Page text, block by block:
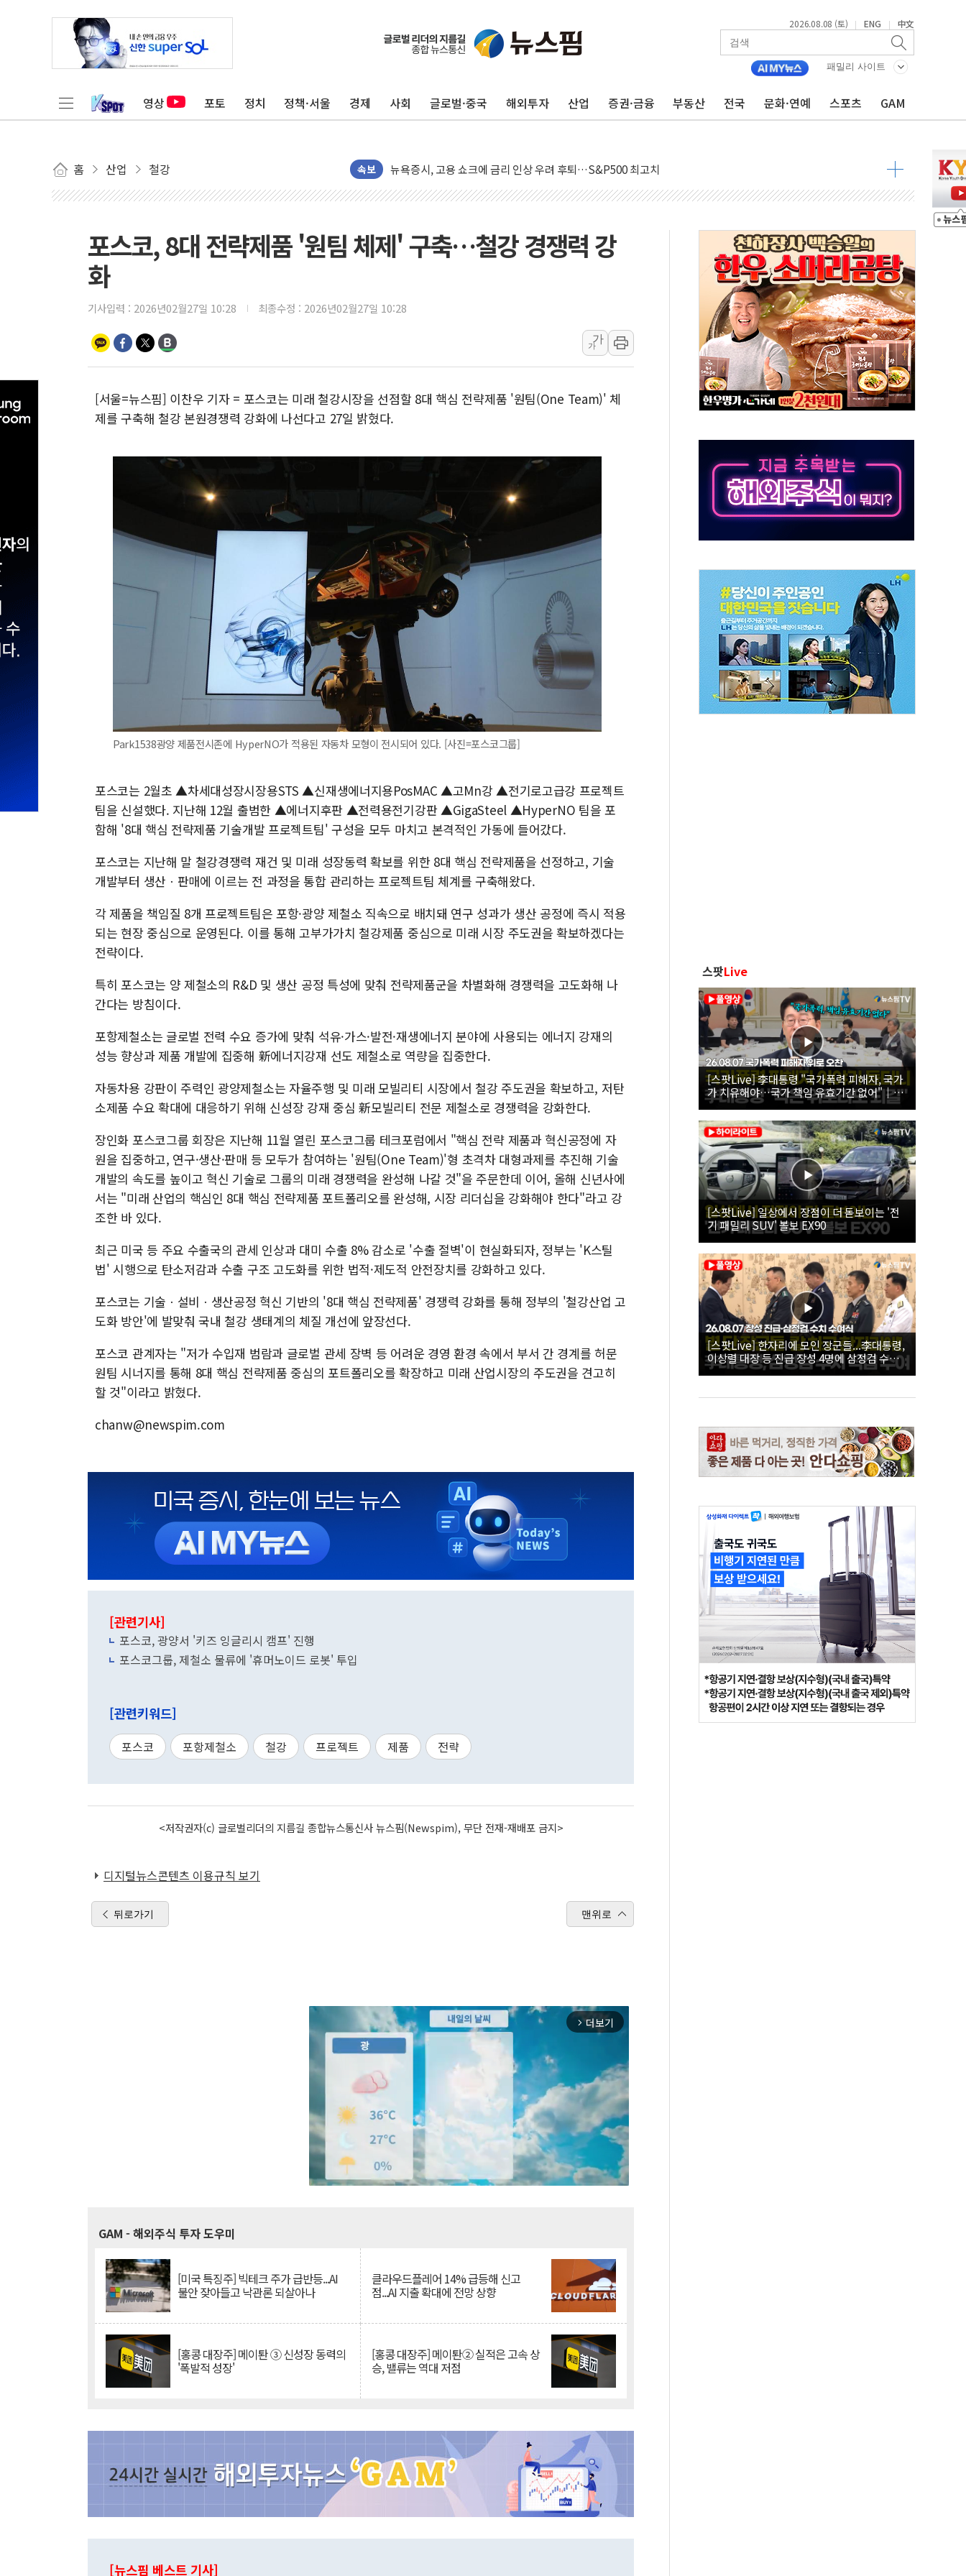
2026.08.08 (토) | ENG | 中文
패밀리 사이트
영상 포토 정치 정책·서울 경제 사회 글로벌·중국 해외투자 산업 증권·금융 부동산 전국 문화·연예 스포츠 GAM
홈 산업 철강 속보
민주, 오늘 제주·인천 경선 결과 발표...'김민석 재역전 vs 정청래 격차 확대'
한상협, 업계 개인정보 보안 새판 짠다…'자율규제단체' 타진
트럼프, 쿡 연준 이사 해임 재추진…"26일까지 의혹 소명" 요구
유럽증시, 美 고용 예상 밖 부진에 연준 금리 인상 가능성 낮아지며 상승… STOXX 600 지수는 나흘 연속 최고치
[종합] 이슬람 수니파 3국, '공동방위협정' 체결… 이스라엘·이란 위협에 맞설 자체 억지력 강화
트럼프, 백신·자폐증 행정명령 검토…"이르면 다음 주"
이란 핵심 원유 수출항 '하르그섬', 최근 1주일 이상 '올스톱'… 美 해상봉쇄 영향
[AI MY 뉴스] 뉴욕 반도체주 프리뷰...美 고용 쇼크에 반도체주 '활짝'
뉴욕증시 프리뷰, 美 고용 쇼크에 금리 인상 우려 후퇴…나스닥 선물 1%대 상승
[사진] 이슬람 수니파 3개국, 공동방위협정 체결
뉴욕증시 개장 전 특징주...아틀라시안·클라우드플레어·태양광주↑ VS 트레이드데스크·웬디스↓
트럼프 "금리 내려야"…파월 때와 달리 워시엔 톤 낮춰
특정 정치인 측근 포항시 정책특보 내정설...포항시 '시끌'
李 "해남 태양광, 대한민국 다음 100년 밑거름…수도권 집중 완화 전환점"
포스코, 8대 전략제품 '원팀 체제' 구축…철강 경쟁력 강
화
기사입력 : 2026년02월27일 10:28 최종수정 : 2026년02월27일 10:28
가
가
[서울=뉴스핌] 이찬우 기자 = 포스코는 미래 철강시장을 선점할 8대 핵심 전략제품 '원팀(One Team)' 체
제를 구축해 철강 본원경쟁력 강화에 나선다고 27일 밝혔다.
Park1538광양 제품전시존에 HyperNO가 적용된 자동차 모형이 전시되어 있다. [사진=포스코그룹]
포스코는 2월초 ▲차세대성장시장용STS ▲신재생에너지용PosMAC ▲고Mn강 ▲전기로고급강 프로젝트
팀을 신설했다. 지난해 12월 출범한 ▲에너지후판 ▲전력용전기강판 ▲GigaSteel ▲HyperNO 팀을 포
함해 '8대 핵심 전략제품 기술개발 프로젝트팀' 구성을 모두 마치고 본격적인 가동에 들어갔다.
포스코는 지난해 말 철강경쟁력 재건 및 미래 성장동력 확보를 위한 8대 핵심 전략제품을 선정하고, 기술
개발부터 생산ㆍ판매에 이르는 전 과정을 통합 관리하는 프로젝트팀 체계를 구축해왔다.
각 제품을 책임질 8개 프로젝트팀은 포항·광양 제철소 직속으로 배치돼 연구 성과가 생산 공정에 즉시 적용
되는 현장 중심으로 운영된다. 이를 통해 고부가가치 철강제품 중심으로 미래 시장 주도권을 확보하겠다는
전략이다.
특히 포스코는 양 제철소의 R&D 및 생산 공정 특성에 맞춰 전략제품군을 차별화해 경쟁력을 고도화해 나
간다는 방침이다.
포항제철소는 글로벌 전력 수요 증가에 맞춰 석유·가스·발전·재생에너지 분야에 사용되는 에너지 강재의
성능 향상과 제품 개발에 집중해 新에너지강재 선도 제철소로 역량을 집중한다.
자동차용 강판이 주력인 광양제철소는 자율주행 및 미래 모빌리티 시장에서 철강 주도권을 확보하고, 저탄
소제품 수요 확대에 대응하기 위해 신성장 강재 중심 新모빌리티 전문 제철소로 경쟁력을 강화한다.
장인화 포스코그룹 회장은 지난해 11월 열린 포스코그룹 테크포럼에서 "핵심 전략 제품과 혁신공정에 자
원을 집중하고, 연구·생산·판매 등 모두가 참여하는 '원팀(One Team)'형 초격차 대형과제를 추진해 기술
개발의 속도를 높이고 혁신 기술로 그룹의 미래 경쟁력을 완성해 나갈 것"을 주문한데 이어, 올해 신년사에
서는 "미래 산업의 핵심인 8대 핵심 전략제품 포트폴리오를 완성해, 시장 리더십을 강화해야 한다"라고 강
조한 바 있다.
최근 미국 등 주요 수출국의 관세 인상과 대미 수출 8% 감소로 '수출 절벽'이 현실화되자, 정부는 'K스틸
법' 시행으로 탄소저감과 수출 구조 고도화를 위한 법적·제도적 안전장치를 강화하고 있다.
포스코는 기술ㆍ설비ㆍ생산공정 혁신 기반의 '8대 핵심 전략제품' 경쟁력 강화를 통해 정부의 '철강산업 고
도화 방안'에 발맞춰 국내 철강 생태계의 체질 개선에 앞장선다.
포스코 관계자는 "저가 수입재 범람과 글로벌 관세 장벽 등 어려운 경영 환경 속에서 부서 간 경계를 허문
원팀 시너지를 통해 8대 핵심 전략제품 중심의 포트폴리오를 확장하고 미래 산업시장의 주도권을 견고히
할 것"이라고 밝혔다.
chanw@newspim.com
[관련기사]
포스코, 광양서 '키즈 잉글리시 캠프' 진행
포스코그룹, 제철소 물류에 '휴머노이드 로봇' 투입
[관련키워드]
포스코 포항제철소 철강 프로젝트 제품 전략
<저작권자(c) 글로벌리더의 지름길 종합뉴스통신사 뉴스핌(Newspim), 무단 전재-재배포 금지>
디지털뉴스콘텐츠 이용규칙 보기
뒤로가기 맨위로
arrow_forward_ios 더보기
GAM - 해외주식 투자 도우미
[미국 특징주] 빅테크 주가 급반등...AI
불안 잦아들고 낙관론 되살아나
클라우드플레어 14% 급등해 신고
점...AI 지출 확대에 전망 상향
[홍콩 대장주] 메이퇀 ③ 신성장 동력의
'폭발적 성장'
[홍콩 대장주] 메이퇀② 실적은 고속 상
승, 밸류는 역대 저점
[뉴스핌 베스트 기사]
스팟Live
[스팟Live] 李대통령 "국가폭력 피해자, 국가
가 치유해야…국가 책임 유효기간 없어"｜
26.08.07 국가폭력 피해자 위로 오찬
[스팟Live] 일상에서 장점이 더 돋보이는 '전
기 패밀리 SUV' 볼보 EX90
[스팟Live] 한자리에 모인 장군들...李대통령,
이상렬 대장 등 진급 장성 4명에 삼정검 수치
직접 수여｜26.08.07 장성 진급·삼정검 수치